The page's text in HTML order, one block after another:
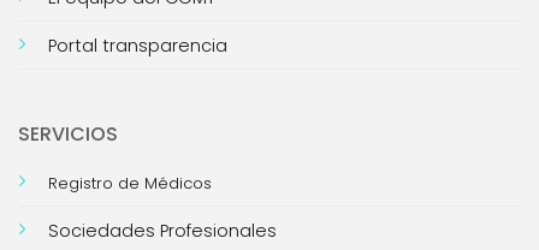
Portal transparencia
SERVICIOS
Registro de Médicos
Sociedades Profesionales